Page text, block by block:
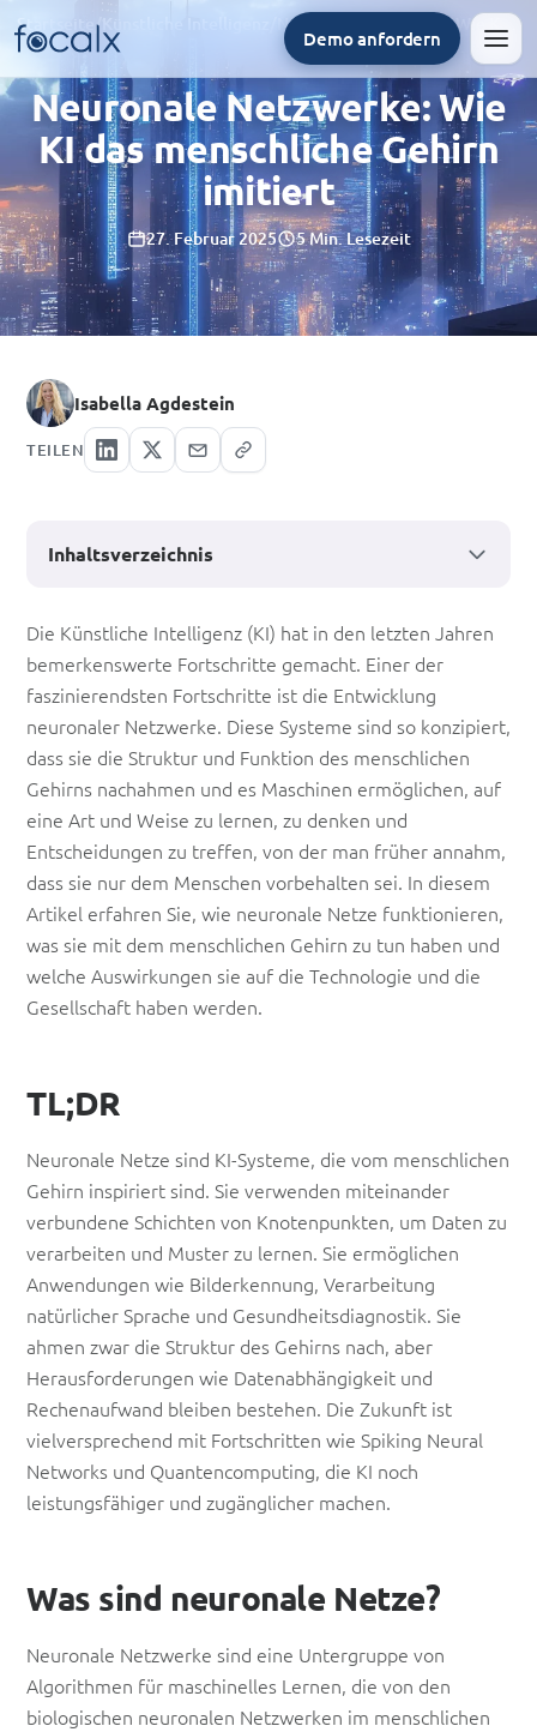
Demo anfordern
Startseite / Neuronale Netzwerke: Wie KI das menschliche Gehirn imitiert
Neuronale Netzwerke: Wie
KI das menschliche Gehirn
imitiert
27. Februar 2025 5 Min. Lesezeit
Isabella Agdestein
TEILEN
Neuronale
Netzwerke:
Wie
KI
das
menschliche
Gehirn
imitiert
Die Künstliche Intelligenz (KI) hat in den letzten Jahren
bemerkenswerte Fortschritte gemacht. Einer der
faszinierendsten Fortschritte ist die Entwicklung
neuronaler Netzwerke. Diese Systeme sind so konzipiert,
dass sie die Struktur und Funktion des menschlichen
Gehirns nachahmen und es Maschinen ermöglichen, auf
eine Art und Weise zu lernen, zu denken und
Entscheidungen zu treffen, von der man früher annahm,
dass sie nur dem Menschen vorbehalten sei. In diesem
Artikel erfahren Sie, wie neuronale Netze funktionieren,
was sie mit dem menschlichen Gehirn zu tun haben und
welche Auswirkungen sie auf die Technologie und die
Gesellschaft haben werden.
TL;DR
Neuronale Netze sind KI-Systeme, die vom menschlichen
Gehirn inspiriert sind. Sie verwenden miteinander
verbundene Schichten von Knotenpunkten, um Daten zu
verarbeiten und Muster zu lernen. Sie ermöglichen
Anwendungen wie Bilderkennung, Verarbeitung
natürlicher Sprache und Gesundheitsdiagnostik. Sie
ahmen zwar die Struktur des Gehirns nach, aber
Herausforderungen wie Datenabhängigkeit und
Rechenaufwand bleiben bestehen. Die Zukunft ist
vielversprechend mit Fortschritten wie Spiking Neural
Networks und Quantencomputing, die KI noch
leistungsfähiger und zugänglicher machen.
Was sind neuronale Netze?
Neuronale Netzwerke sind eine Untergruppe von
Algorithmen für maschinelles Lernen, die von den
biologischen neuronalen Netzwerken im menschlichen
Inhaltsverzeichnis